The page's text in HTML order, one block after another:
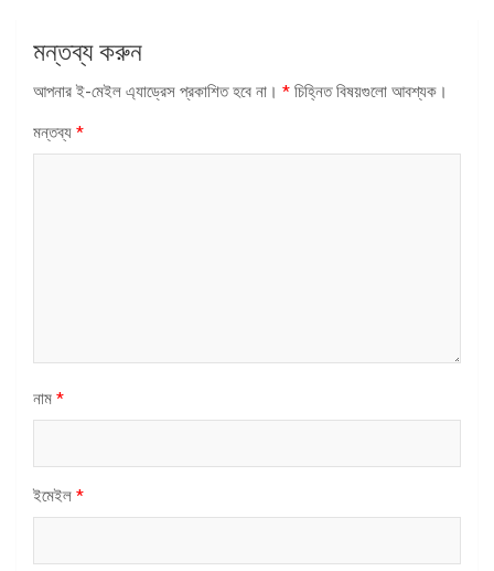
মন্তব্য করুন
আপনার ই-মেইল এ্যাড্রেস প্রকাশিত হবে না। * চিহ্নিত বিষয়গুলো আবশ্যক।
মন্তব্য *
নাম *
ইমেইল *